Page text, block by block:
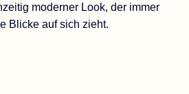
moderner Look, der immer
Blicke auf sich zieht.